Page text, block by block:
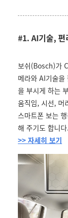
#1. AI기술, 편
보쉬(Bosch)가
메라와 AI기술을
을 부시게 하는
움직임, 시선, 머
스마트폰 보는
해 주기도 합니다.
>> 자세히 보기